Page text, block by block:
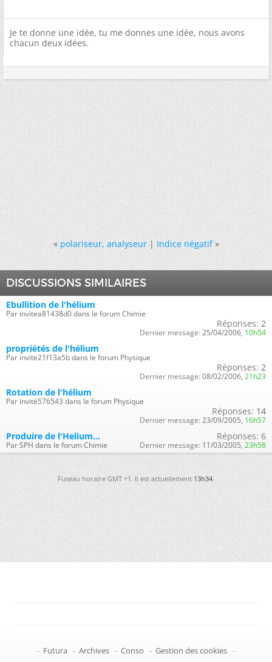
Je te donne une idée, tu me donnes une idée, nous avons
chacun deux idées.
« polariseur, analyseur|Indice négatif »
DISCUSSIONS SIMILAIRES
Ebullition de l'hélium
Par invitea81438d0 dans le forum Chimie
Réponses: 2
Dernier message: 25/04/2006, 10h54
propriétés de l'hélium
Par invite21f13a5b dans le forum Physique
Réponses: 2
Dernier message: 08/02/2006, 21h23
Rotation de l'hélium
Par invité576543 dans le forum Physique
Réponses: 14
Dernier message: 23/09/2005, 16h57
Produire de l'Helium...
Par SPH dans le forum Chimie
Réponses: 6
Dernier message: 11/03/2005, 23h58
Fuseau horaire GMT +1. Il est actuellement13h34.
- Futura - Archives - Conso - Gestion des cookies -